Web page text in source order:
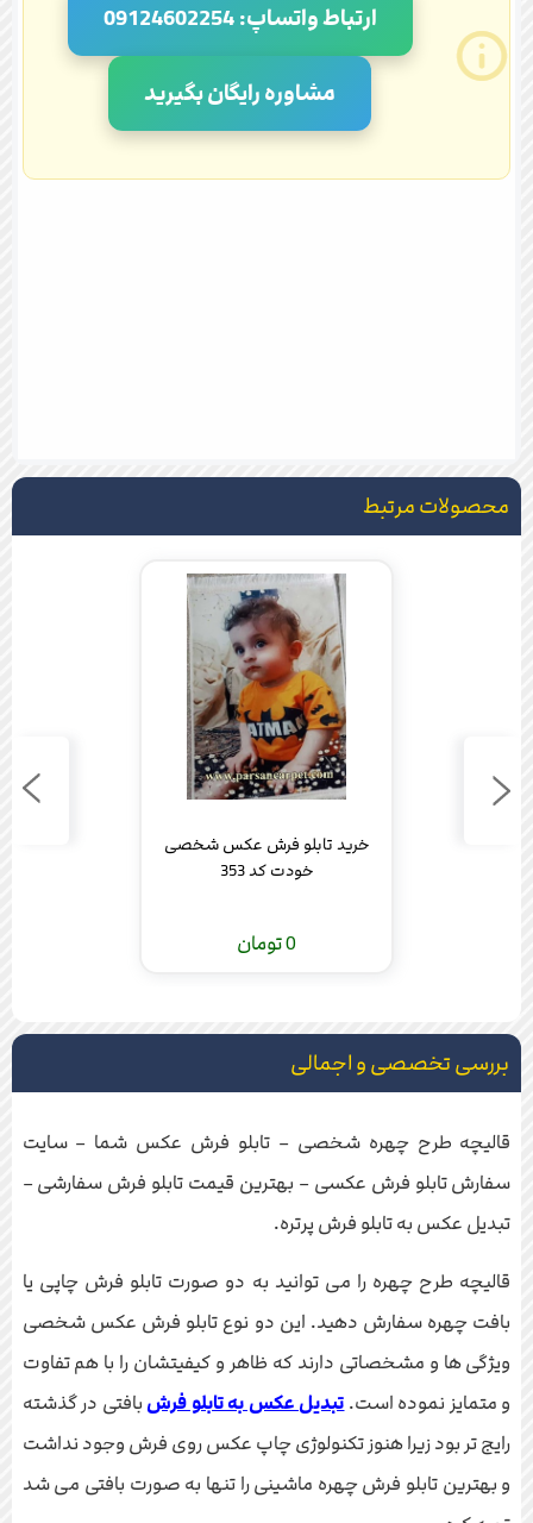
ارتباط واتساپ: 09124602254
مشاوره رایگان بگیرید
محصولات مرتبط
خرید تابلو فرش عکس شخصی
خودت کد 353
0 تومان
بررسی تخصصی و اجمالی
قالیچه طرح چهره شخصی – تابلو فرش عکس شما – سایت
سفارش تابلو فرش عکسی – بهترین قیمت تابلو فرش سفارشی –
تبدیل عکس به تابلو فرش پرتره.
قالیچه طرح چهره را می توانید به دو صورت تابلو فرش چاپی یا
بافت چهره سفارش دهید. این دو نوع تابلو فرش عکس شخصی
ویژگی ها و مشخصاتی دارند که ظاهر و کیفیتشان را با هم تفاوت
و متمایز نموده است.تبدیل عکس به تابلو فرش بافتی در گذشته
رایج تر بود زیرا هنوز تکنولوژی چاپ عکس روی فرش وجود نداشت
و بهترین تابلو فرش چهره ماشینی را تنها به صورت بافتی می شد